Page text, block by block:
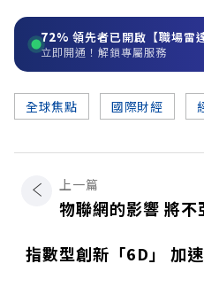
72% 領先者已開啟【職場雷達
立即開通！解鎖專屬服務
全球焦點 國際財經
上一篇
物聯網的影響 將不
指數型創新「6D」 加